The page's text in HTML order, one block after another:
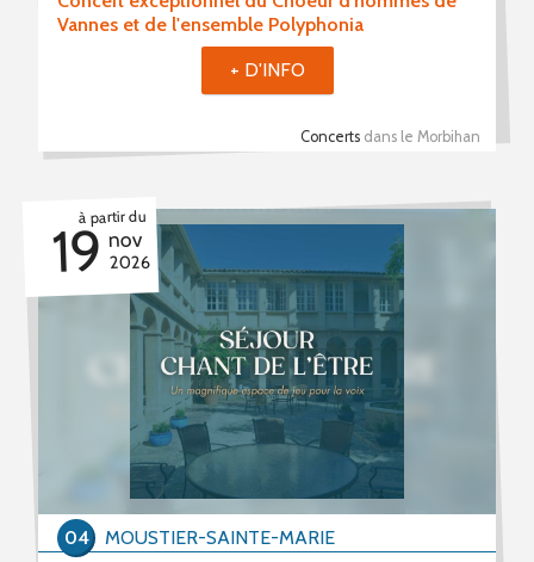
Vannes et de l'ensemble Polyphonia
Concerts dans le Morbihan
+ D'INFO
à partir du
19 nov
2026
MOUSTIER-SAINTE-MARIE
04